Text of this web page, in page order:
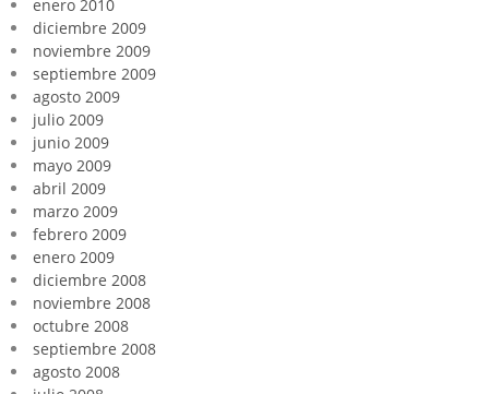
enero 2010
diciembre 2009
noviembre 2009
septiembre 2009
agosto 2009
julio 2009
junio 2009
mayo 2009
abril 2009
marzo 2009
febrero 2009
enero 2009
diciembre 2008
noviembre 2008
octubre 2008
septiembre 2008
agosto 2008